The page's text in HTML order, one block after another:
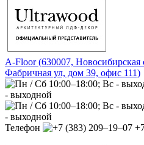
A-Floor (630007, Новосибирская
Фабричная ул, дом 39, офис 111)
- выходной
- выходной
Телефон